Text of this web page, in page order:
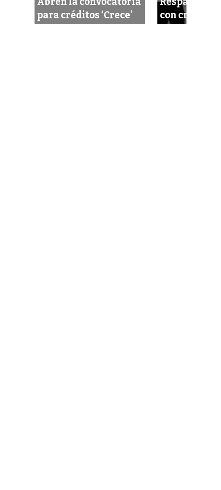
para créditos ‘Crece’
con créditos